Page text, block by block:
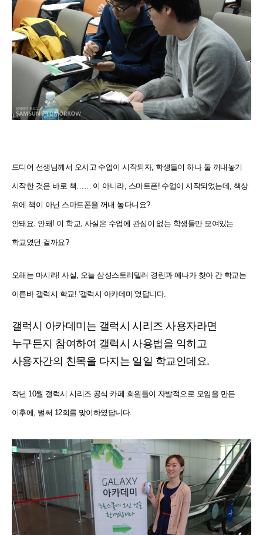
드디어 선생님께서 오시고 수업이 시작되자, 학생들이 하나 둘 꺼내놓기
시작한 것은 바로 책…… 이 아니라, 스마트폰! 수업이 시작되었는데, 책상
위에 책이 아닌 스마트폰을 꺼내 놓다니요?
안돼요. 안돼! 이 학교, 사실은 수업에 관심이 없는 학생들만 모여있는
학교였던 걸까요?
오해는 마시라! 사실, 오늘 삼성스토리텔러 경린과 예나가 찾아 간 학교는
이른바 갤럭시 학교! ‘갤럭시 아카데미’였답니다.
갤럭시 아카데미는 갤럭시 시리즈 사용자라면
누구든지 참여하여 갤럭시 사용법을 익히고
사용자간의 친목을 다지는 일일 학교인데요.
작년 10월 갤럭시 시리즈 공식 카페 회원들이 자발적으로 모임을 만든
이후에, 벌써 12회를 맞이하였답니다.